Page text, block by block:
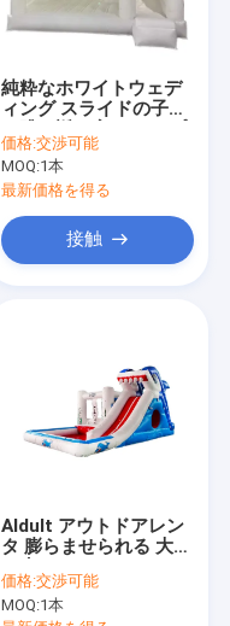
純粋なホワイトウェデ
ィング スライドの子供
城
価格:交渉可能
MOQ:1本
最新価格を得る
接触
Aldult アウトドアレン
タ 膨らませられる 大き
価格:交渉可能
MOQ:1本